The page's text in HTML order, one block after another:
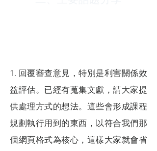
1. 回覆審查意見，特別是利害關係效
益評估。已經有蒐集文獻，請大家提
供處理方式的想法。這些會形成課程
規劃執行用到的東西，以符合我們那
個網頁格式為核心，這樣大家就會省